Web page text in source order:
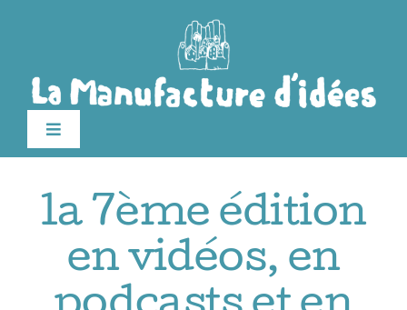
Toggle
Navigation
Billetterie
la 7ème édition
en vidéos, en